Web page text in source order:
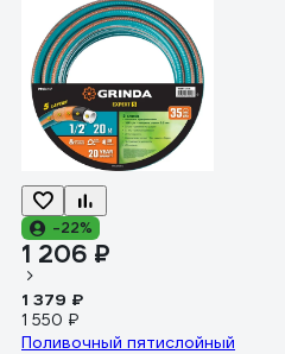
-22%
1 206 ₽
1 379 ₽
1 550 ₽
Поливочный пятислойный